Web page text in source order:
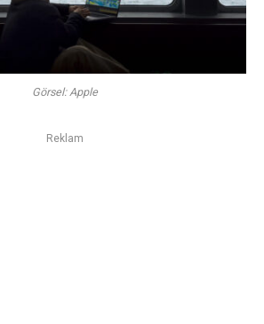
Görsel: Apple
Reklam